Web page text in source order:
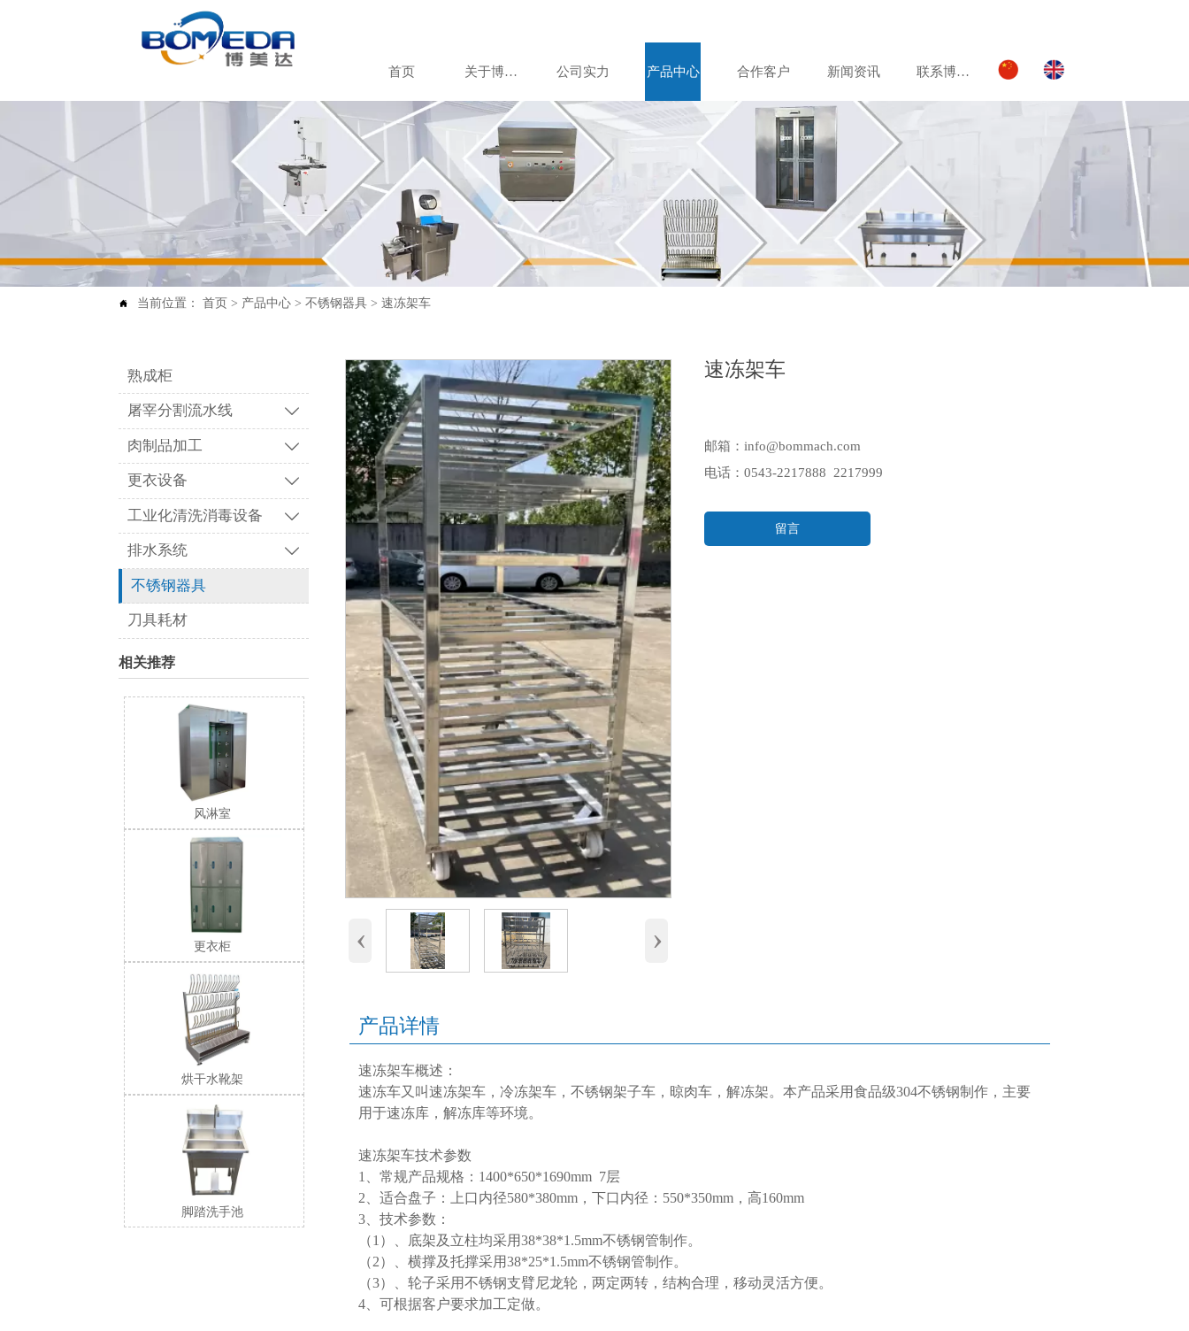
首页 关于博美达 公司实力 产品中心 合作客户 新闻资讯 联系博美达
 当前位置：首页 > 产品中心 >不锈钢器具 >速冻架车
熟成柜
屠宰分割流水线 
肉制品加工 
更衣设备 
工业化清洗消毒设备 
排水系统 
不锈钢器具
刀具耗材
相关推荐
风淋室
更衣柜
烘干水靴架
脚踏洗手池
‹ ›
速冻架车
邮箱：info@bommach.com
电话：0543-2217888 2217999
留言
产品详情
速冻架车概述：
速冻车又叫速冻架车，冷冻架车，不锈钢架子车，晾肉车，解冻架。本产品采用食品级304不锈钢制作，主要
用于速冻库，解冻库等环境。
速冻架车技术参数
1、常规产品规格：1400*650*1690mm 7层
2、适合盘子：上口内径580*380mm，下口内径：550*350mm，高160mm
3、技术参数：
（1）、底架及立柱均采用38*38*1.5mm不锈钢管制作。
（2）、横撑及托撑采用38*25*1.5mm不锈钢管制作。
（3）、轮子采用不锈钢支臂尼龙轮，两定两转，结构合理，移动灵活方便。
4、可根据客户要求加工定做。